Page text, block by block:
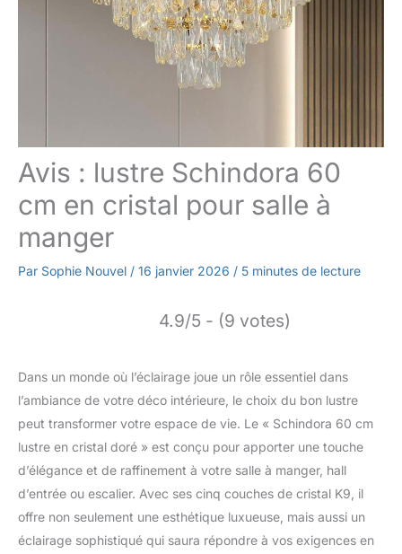
Avis : lustre Schindora 60
cm en cristal pour salle à
manger
Par Sophie Nouvel / 16 janvier 2026 / 5 minutes de lecture
4.9/5 - (9 votes)
Dans un monde où l’éclairage joue un rôle essentiel dans
l’ambiance de votre déco intérieure, le choix du bon lustre
peut transformer votre espace de vie. Le « Schindora 60 cm
lustre en cristal doré » est conçu pour apporter une touche
d’élégance et de raffinement à votre salle à manger, hall
d’entrée ou escalier. Avec ses cinq couches de cristal K9, il
offre non seulement une esthétique luxueuse, mais aussi un
éclairage sophistiqué qui saura répondre à vos exigences en